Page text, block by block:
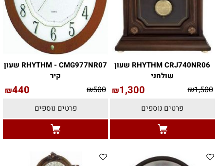
RHYTHM CRJ740NR06 שעון
שולחני
₪1,500
₪1,300
פרטים נוספים
RHYTHM - CMG977NR07 שעון
קיר
₪500
₪440
פרטים נוספים